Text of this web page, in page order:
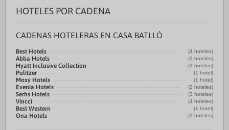
HOTELES POR CADENA
CADENAS HOTELERAS EN CASA BATLLÓ
Best Hotels (4 hoteles)
Abba Hotels (3 hoteles)
Hyatt Inclusive Collection (3 hoteles)
Pulitzer (1 hotel)
Moxy Hotels (1 hotel)
Evenia Hotels (2 hoteles)
Serhs Hotels (3 hoteles)
Vincci (4 hoteles)
Best Western (1 hotel)
Ona Hotels (3 hoteles)